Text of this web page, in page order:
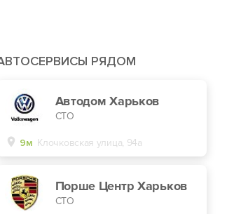
РЯДОМ
Автодом Харьков
СТО
9м Клочковская улица, 94а
Порше Центр Харьков
СТО